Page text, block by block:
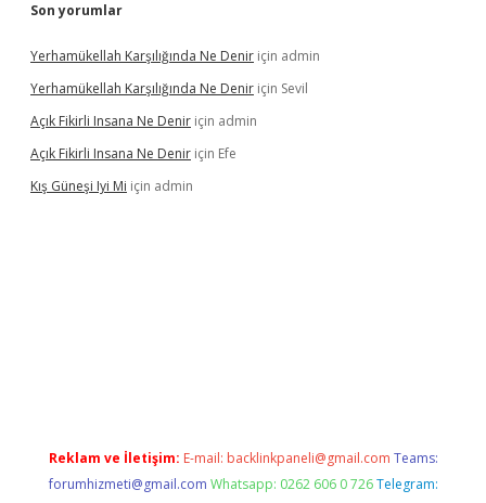
Son yorumlar
Yerhamükellah Karşılığında Ne Denir için admin
Yerhamükellah Karşılığında Ne Denir için Sevil
Açık Fikirli Insana Ne Denir için admin
Açık Fikirli Insana Ne Denir için Efe
Kış Güneşi Iyi Mi için admin
Reklam ve İletişim: E-mail: backlinkpaneli@gmail.com Teams:
forumhizmeti@gmail.com Whatsapp: 0262 606 0 726 Telegram: